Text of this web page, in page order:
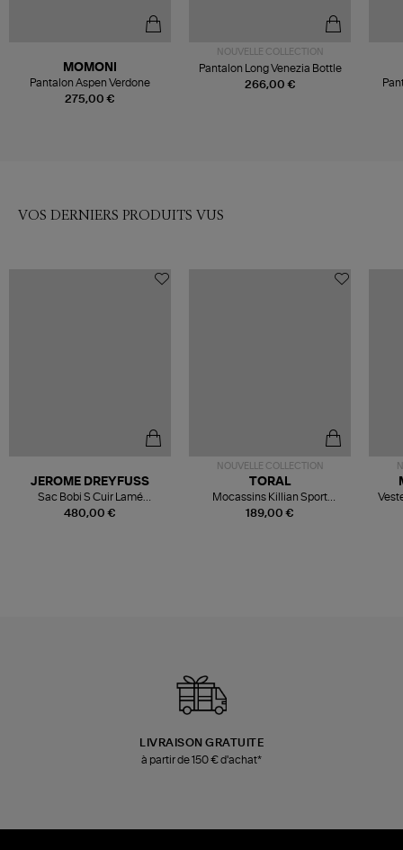
275,00 €
MOMONI
Pantalon Aspen Verdone
NOUVELLE COLLECTION
266,00 €
Pantalon Long Venezia Bottle
VOS DERNIERS PRODUITS VUS
480,00 €
JEROME DREYFUSS
Sac Bobi S Cuir Lamé
Champagne
NOUVELLE COLLECTION
189,00 €
TORAL
Mocassins Killian Sport
Mousse
LIVRAISON GRATUITE
à partir de 150 € d'achat*